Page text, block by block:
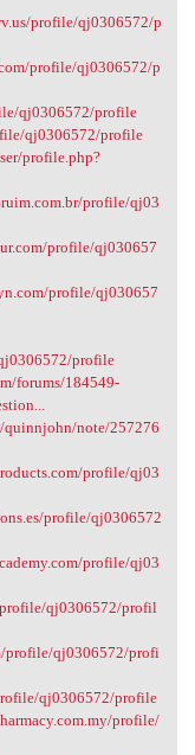
profile/qj0306572/p
profile/qj0306572/p
qj0306572/profile
qj0306572/profile
profile.php?
profile/qj03
profile/qj030657
profile/qj030657
profile
forums/184549-
note/257276
profile/qj03
profile/qj0306572
profile/qj03
qj0306572/profil
profile/qj0306572/profi
qj0306572/profile
profile/